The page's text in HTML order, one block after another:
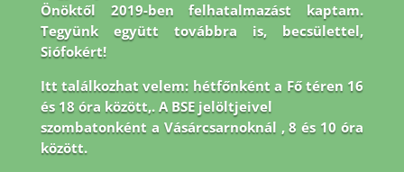
Önöktől 2019-ben felhatalmazást kaptam.
Tegyünk együtt továbbra is, becsülettel,
Siófokért!
Itt találkozhat velem: hétfőnként a Fő téren 16
és 18 óra között,. A BSE jelöltjeivel
szombatonként a Vásárcsarnoknál , 8 és 10 óra
között.